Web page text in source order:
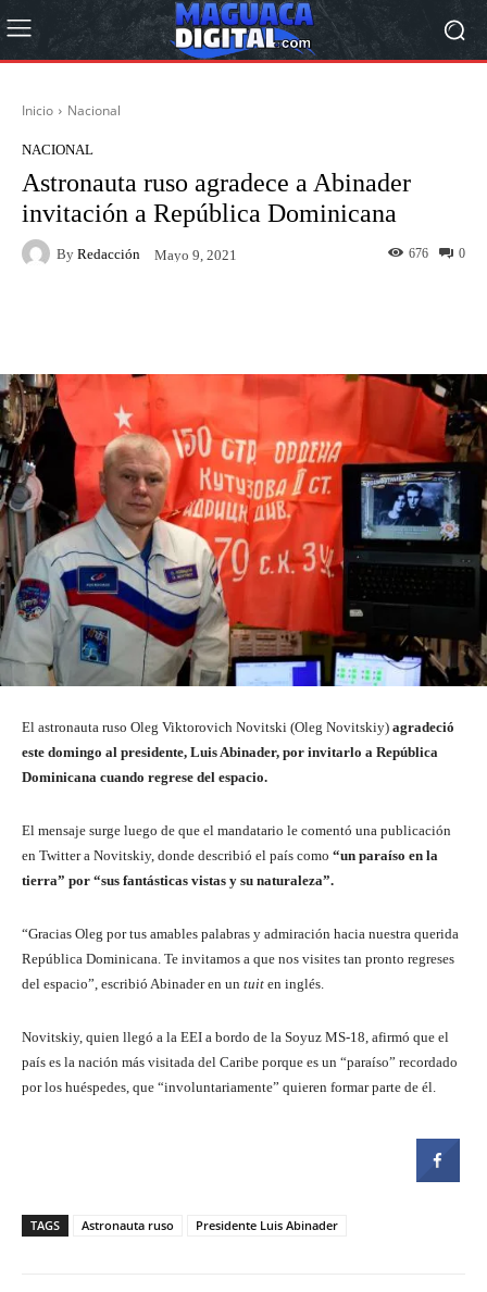
Inicio Nacional
NACIONAL
Astronauta ruso agradece a Abinader
invitación a República Dominicana
By Redacción Mayo 9, 2021 0
676
El astronauta ruso Oleg Viktorovich Novitski (Oleg Novitskiy) agradeció
este domingo al presidente, Luis Abinader, por invitarlo a República
Dominicana cuando regrese del espacio.
El mensaje surge luego de que el mandatario le comentó una publicación
en Twitter a Novitskiy, donde describió el país como “un paraíso en la
tierra” por “sus fantásticas vistas y su naturaleza”.
“Gracias Oleg por tus amables palabras y admiración hacia nuestra querida
República Dominicana. Te invitamos a que nos visites tan pronto regreses
del espacio”, escribió Abinader en un tuit en inglés.
Novitskiy, quien llegó a la EEI a bordo de la Soyuz MS-18, afirmó que el
país es la nación más visitada del Caribe porque es un “paraíso” recordado
por los huéspedes, que “involuntariamente” quieren formar parte de él.
TAGS Astronauta ruso Presidente Luis Abinader